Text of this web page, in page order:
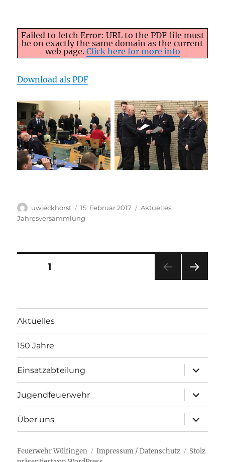
Failed to fetch Error: URL to the PDF file must
be on exactly the same domain as the current
web page. Click here for more info
Download als PDF
Autor
uwieckhorst
Veröffentlicht
am
15. Februar 2017 Kategorien
Aktuelles,
Jahresversammlung
Seitennummerierung
Beiträge
SEITE1
Aktuelles
150 Jahre
Einsatzabteilung
öffnen
Jugendfeuerwehr
öffnen
Über uns
öffnen
Feuerwehr Wülfingen Impressum / Datenschutz
Stolz